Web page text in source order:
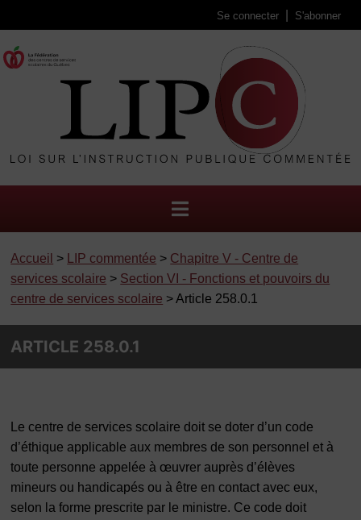
Se connecter S'abonner
Accueil > LIP commentée > Chapitre V - Centre de
services scolaire > Section VI - Fonctions et pouvoirs du
centre de services scolaire > Article 258.0.1
ARTICLE 258.0.1
Le centre de services scolaire doit se doter d’un code
d’éthique applicable aux membres de son personnel et à
toute personne appelée à œuvrer auprès d’élèves
mineurs ou handicapés ou à être en contact avec eux,
selon la forme prescrite par le ministre. Ce code doit